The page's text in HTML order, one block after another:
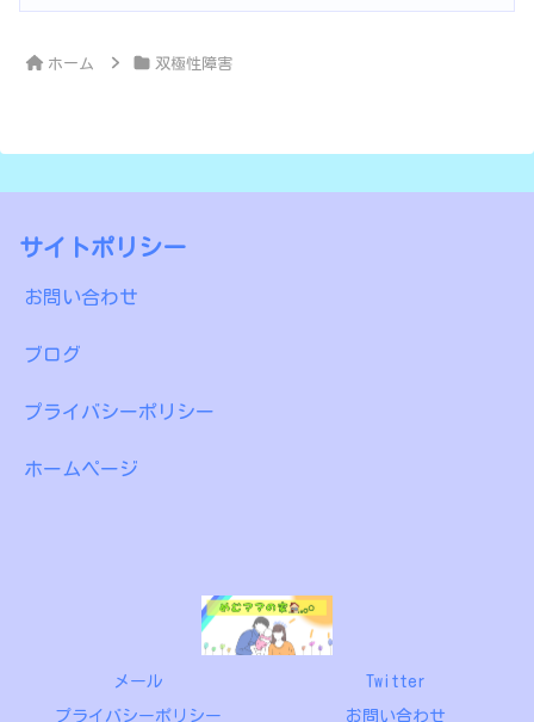
ホーム 双極性障害
サイトポリシー
お問い合わせ
ブログ
プライバシーポリシー
ホームページ
メール Twitter
プライバシーポリシー お問い合わせ